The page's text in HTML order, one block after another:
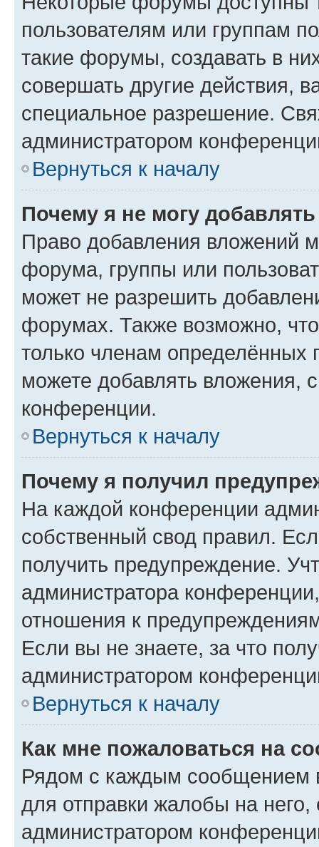
пользователям или группам
такие форумы, создавать в
совершать другие действия,
специальное разрешение.
администратором
Вернуться к началу
Почему я не могу
Право добавления вложений
форума, группы или
может не разрешить
форумах. Также возможно,
только членам определённых
можете добавлять вложения,
конференции.
Вернуться к началу
Почему я получил
На каждой конференции
собственный свод правил.
получить предупреждение.
администратора
отношения к
Если вы не знаете, за что
администратором
Вернуться к началу
Как мне пожаловаться на
Рядом с каждым сообщением
для отправки жалобы на
администратором